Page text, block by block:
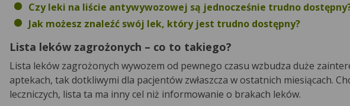
Czy leki na liście antywywozowej są jednocześnie trudno
Jak możesz znaleźć swój lek, który jest trudno dostępny?
Lista leków zagrożonych – co to takiego?
Lista leków zagrożonych wywozem od pewnego czasu wzbudza duże
aptekach, tak dotkliwymi dla pacjentów zwłaszcza w ostatnich miesiącach.
leczniczych, lista ta ma inny cel niż informowanie o brakach leków.